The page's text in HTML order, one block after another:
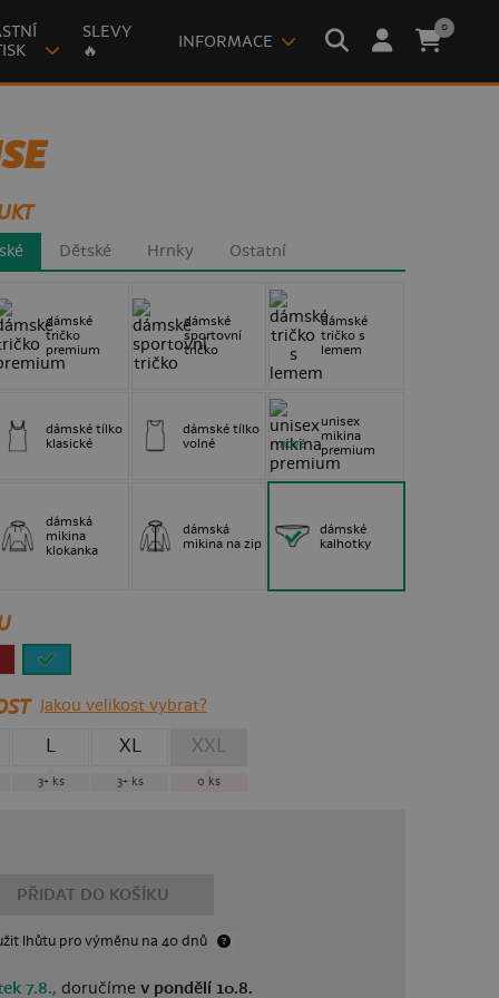
SLEVY
🔥
INFORMACE
0
Dětské Hrnky Ostatní
dámské
tričko
premium
dámské
sportovní
tričko
dámské
tričko s
lemem
dámské tílko
klasické
dámské tílko
volné
unisex
mikina
premium
nové
dámská
mikina
klokanka
dámská
mikina na zip
dámské
kalhotky
Jakou velikost vybrat?
L
3+ ks
XL
3+ ks
XXL
0 ks
PŘIDAT DO KOŠÍKU
lhůtu pro výměnu na 40 dnů
7.8., doručíme v pondělí 10.8.